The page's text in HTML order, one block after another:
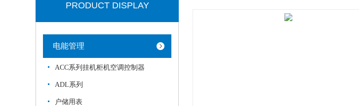
PRODUCT DISPLAY
电能管理
ACC系列挂机柜机空调控制器
ADL系列
户储用表